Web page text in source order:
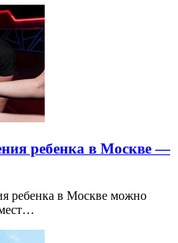
ребенка в Москве —
ребенка в Москве можно